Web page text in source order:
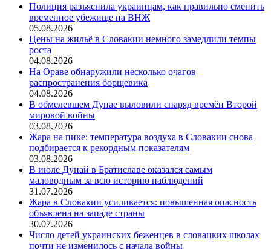
Полиция разъяснила украинцам, как правильно сменить
временное убежище на ВНЖ
05.08.2026
Цены на жильё в Словакии немного замедлили темпы
роста
04.08.2026
На Ораве обнаружили несколько очагов
распространения борщевика
04.08.2026
В обмелевшем Дунае выловили снаряд времён Второй
мировой войны
03.08.2026
Жара на пике: температура воздуха в Словакии снова
подбирается к рекордным показателям
03.08.2026
В июле Дунай в Братиславе оказался самым
маловодным за всю историю наблюдений
31.07.2026
Жара в Словакии усиливается: повышенная опасность
объявлена на западе страны
30.07.2026
Число детей украинских беженцев в словацких школах
почти не изменилось с начала войны